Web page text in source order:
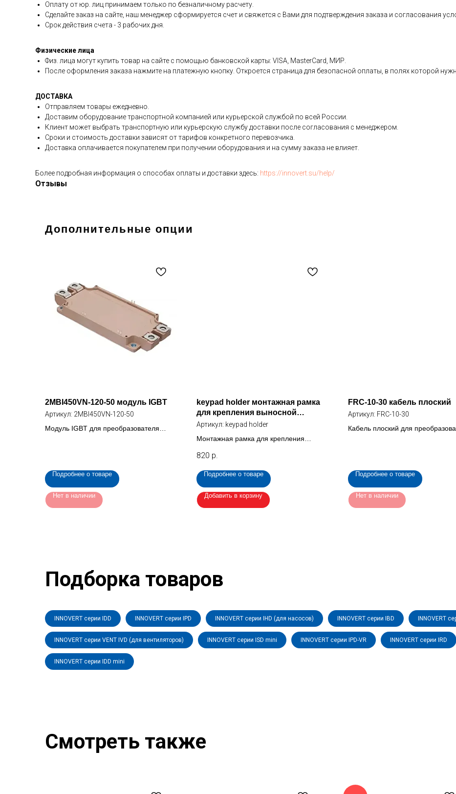
Оплату от юр. лиц принимаем только по безналичному расчету.
Сделайте заказ на сайте, наш менеджер сформируется счет и свяжется с Вами для подтверждения заказа и согласования
Срок действия счета - 3 рабочих дня.
Физические лица
Физ. лица могут купить товар на сайте с помощью банковской карты: VISA, MasterCard, МИР.
После оформления заказа нажмите на платежную кнопку. Откроется страница для безопасной оплаты, в полях которой
ДОСТАВКА
Отправляем товары ежедневно.
Доставим оборудование транспортной компанией или курьерской службой по всей России.
Клиент может выбрать транспортную или курьерскую службу доставки после согласования с менеджером.
Сроки и стоимость доставки зависят от тарифов конкретного перевозчика.
Доставка оплачивается покупателем при получении оборудования и на сумму заказа не влияет.
Более подробная информация о способах оплаты и доставки здесь: https://innovert.su/help/
Отзывы
Дополнительные опции
2MBI450VN-120-50 модуль IGBT
Артикул: 2MBI450VN-120-50
Модуль IGBT для преобразователя
Подробнее о товаре
Нет в наличии
keypad holder монтажная рамка
для крепления выносной
клавиатуры
Артикул: keypad holder
Монтажная рамка для крепления
преобразователя INNOVERT ITD.
820 р.
Подробнее о товаре
Добавить в корзину
FRC-10-30 кабель плоский
Артикул: FRC-10-30
Кабель плоский для
Подробнее о товаре
Нет в наличии
Подборка товаров
INNOVERT серии IDD INNOVERT серии IPD INNOVERT серии IHD (для насосов) INNOVERT серии IBD INNOVERT
INNOVERT серии VENT IVD (для вентиляторов) INNOVERT серии ISD mini INNOVERT серии IPD-VR INNOVERT серии IRD
INNOVERT серии IDD mini
Смотреть также